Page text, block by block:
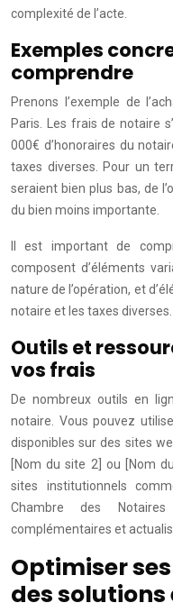
complexité de l’acte.
Exemples
comprendre
Prenons l’exemple de
Paris. Les frais de notaire
000€ d’honoraires du
taxes diverses. Pour un
seraient bien plus bas, de
du bien moins importante.
Il est important de
composent d’éléments
nature de l’opération, et
notaire et les taxes diverses.
Outils et
vos frais
De nombreux outils en
notaire. Vous pouvez
disponibles sur des sites
[Nom du site 2] ou [Nom
sites institutionnels
Chambre des
complémentaires et
Optimiser
des